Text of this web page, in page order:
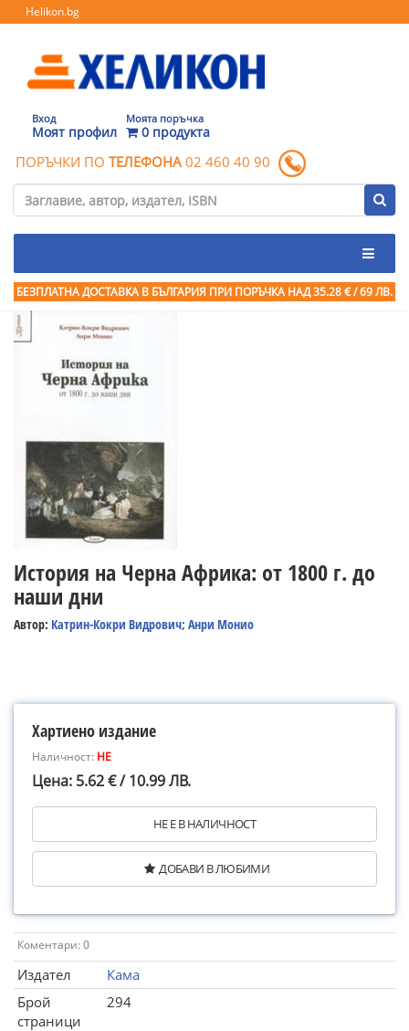
Helikon.bg
Вход
Моят профил
Моята поръчка
0 продукта
ПОРЪЧКИ ПО ТЕЛЕФОНА 02 460 40 90
БЕЗПЛАТНА ДОСТАВКА В БЪЛГАРИЯ ПРИ ПОРЪЧКА НАД 35.28 € / 69 ЛВ.
История на Черна Африка: от 1800 г. до
наши дни
Автор: Катрин-Кокри Видрович; Анри Монио
Хартиено издание
Наличност: НЕ
Цена: 5.62 € / 10.99 ЛВ.
НЕ Е В НАЛИЧНОСТ
ДОБАВИ В ЛЮБИМИ
Коментари: 0
Издател
Кама
Брой
страници
294